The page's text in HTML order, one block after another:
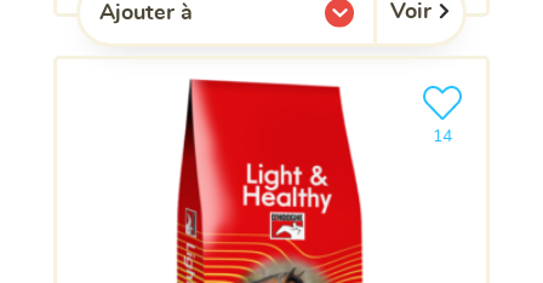
Ajouter à
l'une de mes listes. Voir
14
Ajouter le
clients ont